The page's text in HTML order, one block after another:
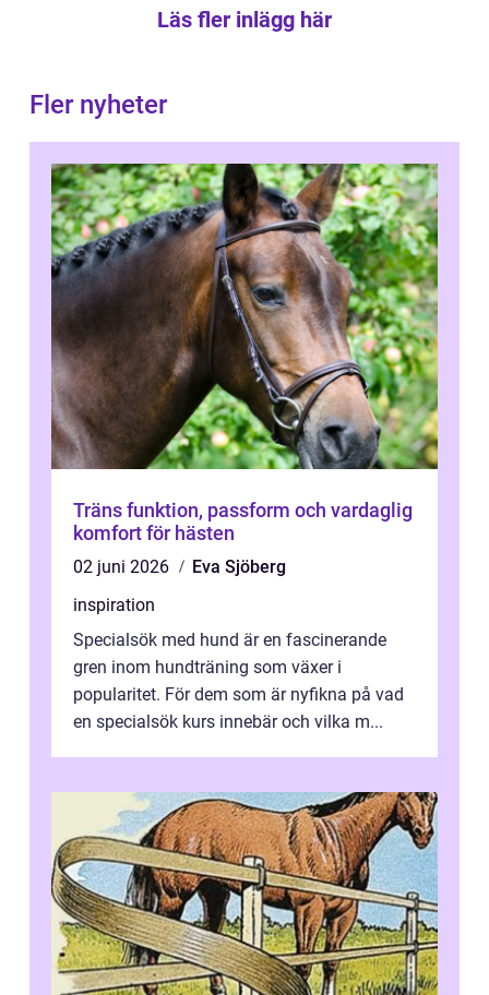
Läs fler inlägg här
Fler nyheter
Träns funktion, passform och vardaglig
komfort för hästen
02 juni 2026
Eva Sjöberg
inspiration
Specialsök med hund är en fascinerande
gren inom hundträning som växer i
popularitet. För dem som är nyfikna på vad
en specialsök kurs innebär och vilka m...